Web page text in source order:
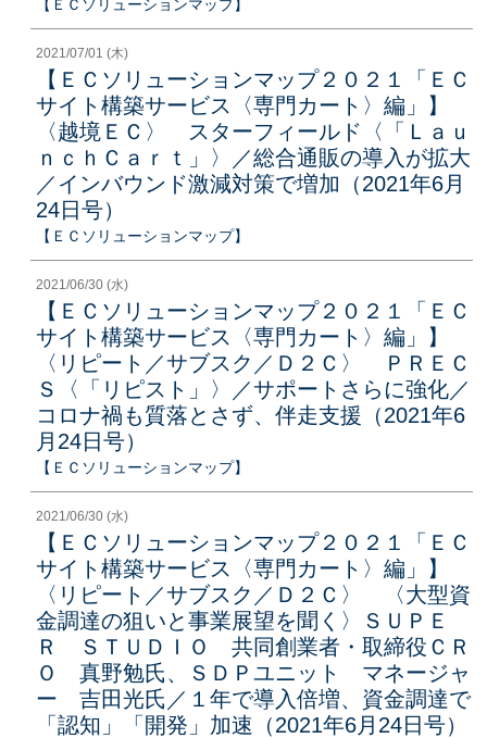
【ＥＣソリューションマップ】
2021/07/01 (木)
【ＥＣソリューションマップ２０２１「ＥＣ
サイト構築サービス〈専門カート〉編」】
〈越境ＥＣ〉 スターフィールド〈「Ｌａｕ
ｎｃｈＣａｒｔ」〉／総合通販の導入が拡大
／インバウンド激減対策で増加（2021年6月
24日号）
【ＥＣソリューションマップ】
2021/06/30 (水)
【ＥＣソリューションマップ２０２１「ＥＣ
サイト構築サービス〈専門カート〉編」】
〈リピート／サブスク／Ｄ２Ｃ〉 ＰＲＥＣ
Ｓ〈「リピスト」〉／サポートさらに強化／
コロナ禍も質落とさず、伴走支援（2021年6
月24日号）
【ＥＣソリューションマップ】
2021/06/30 (水)
【ＥＣソリューションマップ２０２１「ＥＣ
サイト構築サービス〈専門カート〉編」】
〈リピート／サブスク／Ｄ２Ｃ〉 〈大型資
金調達の狙いと事業展望を聞く〉ＳＵＰＥ
Ｒ ＳＴＵＤＩＯ 共同創業者・取締役ＣＲ
Ｏ 真野勉氏、ＳＤＰユニット マネージャ
ー 吉田光氏／１年で導入倍増、資金調達で
「認知」「開発」加速（2021年6月24日号）